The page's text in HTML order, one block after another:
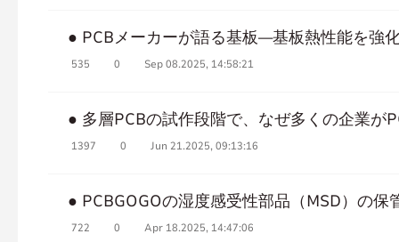
● PCBメーカーが語る基板―基板熱性能を強
535 0 Sep 08.2025, 14:58:21
● 多層PCBの試作段階で、なぜ多くの企業が
1397 0 Jun 21.2025, 09:13:16
● PCBGOGOの湿度感受性部品（MSD）の保
722 0 Apr 18.2025, 14:47:06